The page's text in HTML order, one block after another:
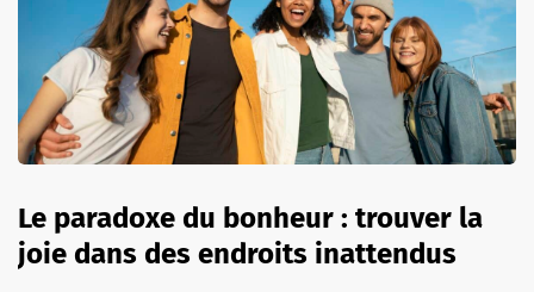
Le paradoxe du bonheur : trouver la
joie dans des endroits inattendus